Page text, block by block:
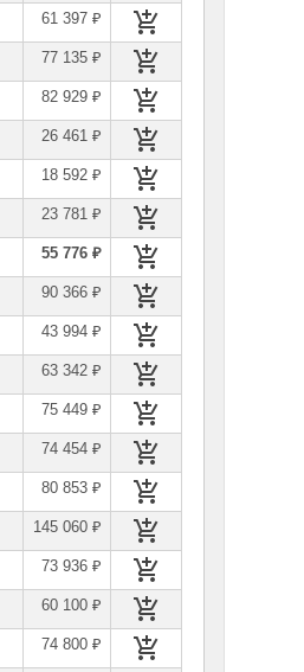
61 397 ₽
77 135 ₽
82 929 ₽
26 461 ₽
18 592 ₽
23 781 ₽
55 776 ₽
90 366 ₽
43 994 ₽
63 342 ₽
75 449 ₽
74 454 ₽
80 853 ₽
145 060 ₽
73 936 ₽
60 100 ₽
74 800 ₽